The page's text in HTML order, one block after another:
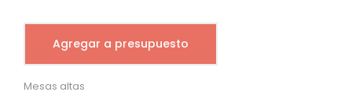
Agregar a presupuesto
Mesas altas